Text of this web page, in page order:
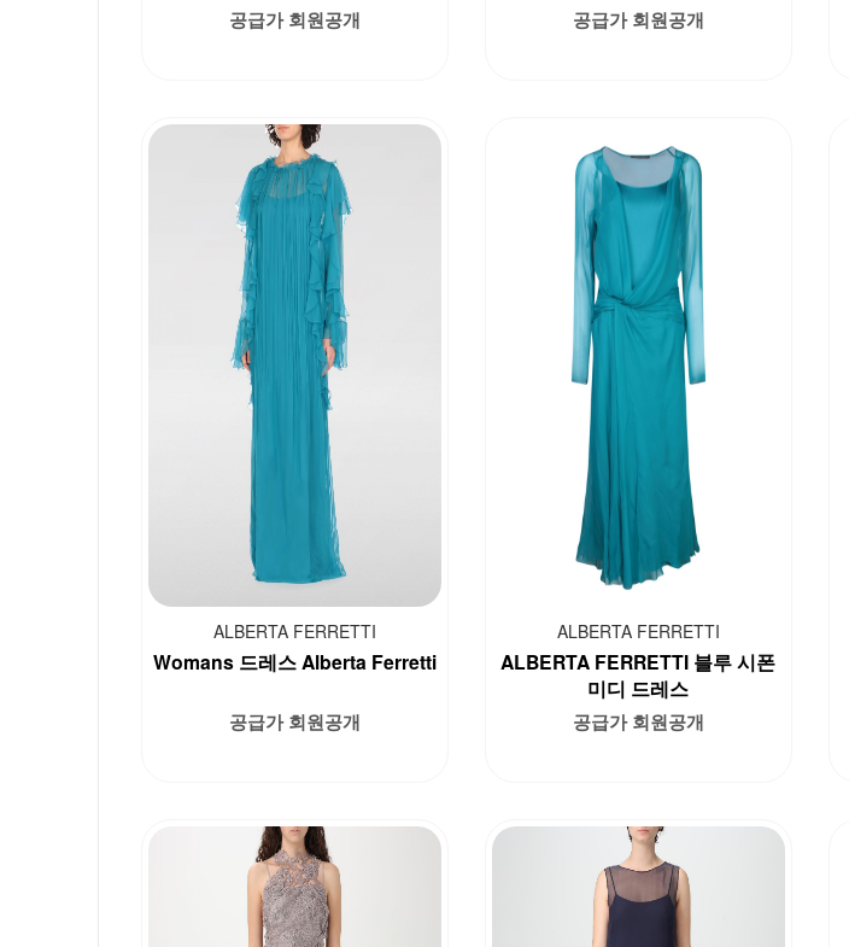
공급가 회원공개 공급가 회원공개
ALBERTA FERRETTI
Womans 드레스 Alberta Ferretti
공급가 회원공개
ALBERTA FERRETTI
ALBERTA FERRETTI 블루 시폰
미디 드레스
공급가 회원공개